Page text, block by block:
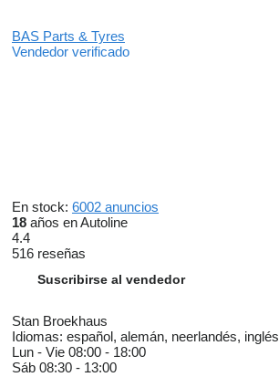
BAS Parts & Tyres
Vendedor verificado
En stock: 6002 anuncios
18 años en Autoline
4.4
516 reseñas
Suscribirse al vendedor
Stan Broekhaus
Idiomas: español, alemán, neerlandés, inglés
Lun - Vie 08:00 - 18:00
Sáb 08:30 - 13:00